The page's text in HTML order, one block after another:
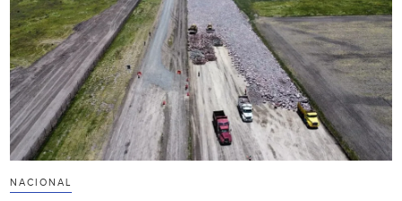
NACIONAL